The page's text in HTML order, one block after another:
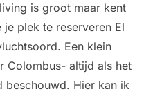
is groot maar kent
plek te reserveren El
Een klein
Colombus- altijd als het
beschouwd. Hier kan ik